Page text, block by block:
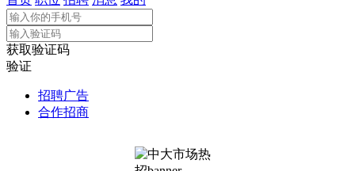
获取验证码
验证
招聘广告
合作招商